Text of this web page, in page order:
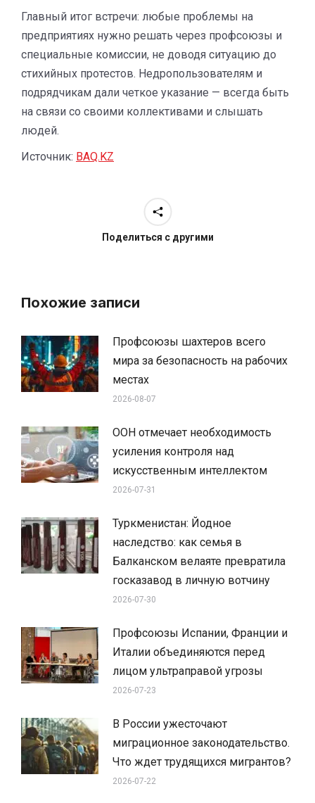
Главный итог встречи: любые проблемы на
предприятиях нужно решать через профсоюзы и
специальные комиссии, не доводя ситуацию до
стихийных протестов. Недропользователям и
подрядчикам дали четкое указание — всегда быть
на связи со своими коллективами и слышать
людей.
Источник: BAQ.KZ
Поделиться с другими
Похожие записи
Профсоюзы шахтеров всего
мира за безопасность на рабочих
местах
2026-08-07
ООН отмечает необходимость
усиления контроля над
искусственным интеллектом
2026-07-31
Туркменистан: Йодное
наследство: как семья в
Балканском велаяте превратила
госказавод в личную вотчину
2026-07-30
Профсоюзы Испании, Франции и
Италии объединяются перед
лицом ультраправой угрозы
2026-07-23
В России ужесточают
миграционное законодательство.
Что ждет трудящихся мигрантов?
2026-07-22